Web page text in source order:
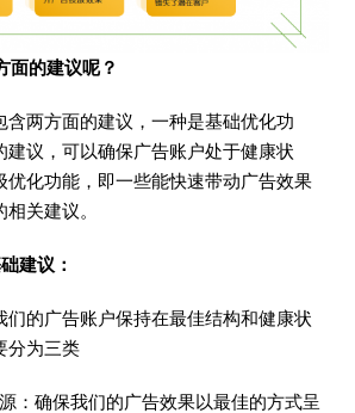
面的建议呢？
含两方面的建议，一种是基础优化功
建议，可以确保广告账户处于健康状
优化功能，即一些能快速带动广告效果
关建议。
建议：
们的广告账户保持在最佳结构和健康状
分为三类
：确保我们的广告效果以最佳的方式呈